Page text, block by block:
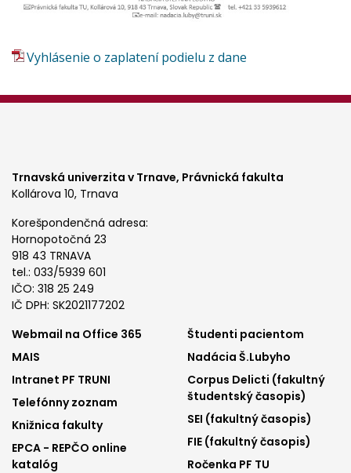
Vyhlásenie o zaplatení podielu z dane
Trnavská univerzita v Trnave, Právnická fakulta
Kollárova 10, Trnava
Korešpondenčná adresa:
Hornopotočná 23
918 43 TRNAVA
tel.: 033/5939 601
IČO: 318 25 249
IČ DPH: SK2021177202
Footer
menu
1
Webmail na Office 365
MAIS
Intranet PF TRUNI
Telefónny zoznam
Knižnica fakulty
EPCA - REPČO online
katalóg
Footer
menu
2
Študenti pacientom
Nadácia Š.Lubyho
Corpus Delicti (fakultný
študentský časopis)
SEI (fakultný časopis)
FIE (fakultný časopis)
Ročenka PF TU